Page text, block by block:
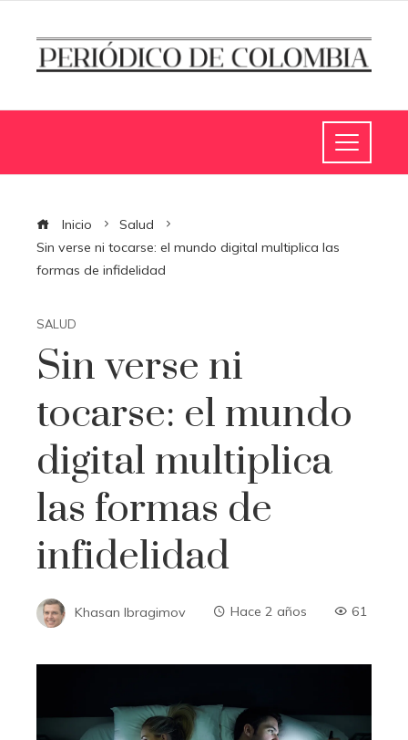
Inicio
Salud
Sin verse ni tocarse: el mundo digital multiplica las
formas de infidelidad
SALUD
Sin verse ni
tocarse: el mundo
digital multiplica
las formas de
infidelidad
Khasan Ibragimov Hace 2 años 61